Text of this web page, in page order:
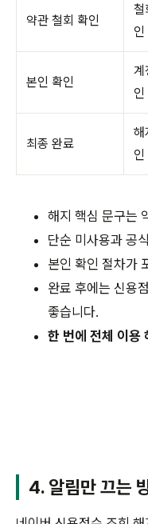
약관 철회 확인
철
인
본인 확인
계
인
최종 완료
해
인
해지 핵심 문구는
단순 미사용과 공
본인 확인 절차가
완료 후에는 신용
좋습니다.
한 번에 전체 이용
4. 알림만 끄는